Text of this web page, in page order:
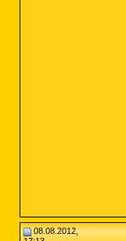
08.08.2012,